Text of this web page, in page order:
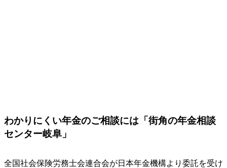
わかりにくい年金のご相談には「街角の年金相談
センター岐阜」
全国社会保険労務士会連合会が日本年金機構より委託を受け